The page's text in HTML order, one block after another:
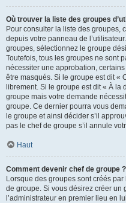
Où trouver la liste des groupes
Pour consulter la liste des groupes,
depuis votre panneau de
groupes, sélectionnez le groupe
Toutefois, tous les groupes ne sont
nécessiter une approbation,
être masqués. Si le groupe est dit «
librement. Si le groupe est dit « À la
groupe mais votre demande
groupe. Ce dernier pourra vous
le groupe et ainsi décider s’il
pas le chef de groupe s’il annule
Haut
Comment devenir chef de groupe ?
Lorsque des groupes sont créés
de groupe. Si vous désirez créer un
l’administrateur en premier lieu en